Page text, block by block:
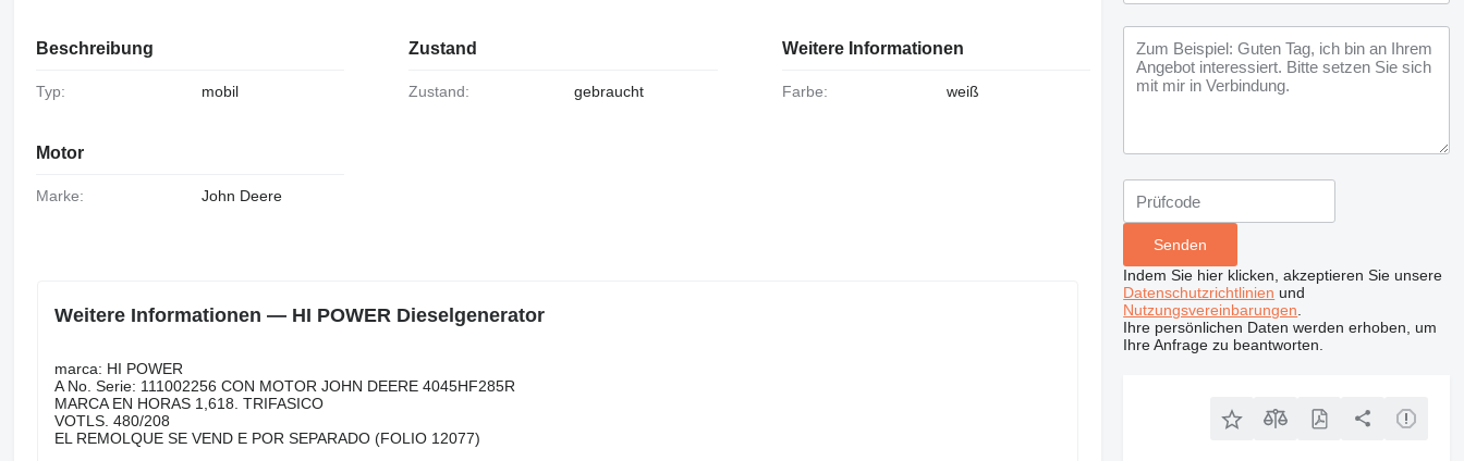
Beschreibung
Typ: mobil
Motor
Marke: John Deere
Zustand
Zustand: gebraucht
Weitere Informationen
Farbe: weiß
Weitere Informationen — HI POWER Dieselgenerator
marca: HI POWER
A No. Serie: 111002256 CON MOTOR JOHN DEERE 4045HF285R
MARCA EN HORAS 1,618. TRIFASICO
VOTLS. 480/208
EL REMOLQUE SE VEND E POR SEPARADO (FOLIO 12077)
Indem Sie hier klicken, akzeptieren Sie unsere
Datenschutzrichtlinien und
Nutzungsvereinbarungen
Ihre persönlichen Daten werden erhoben, um
Ihre Anfrage zu beantworten.